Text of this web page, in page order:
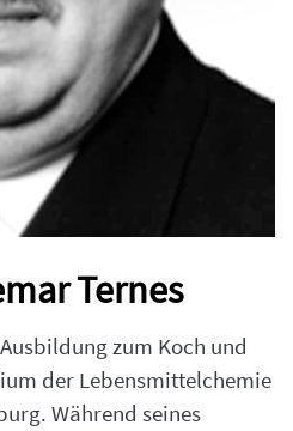
Ternes
zum Koch und
der Lebensmittelchemie
Während seines